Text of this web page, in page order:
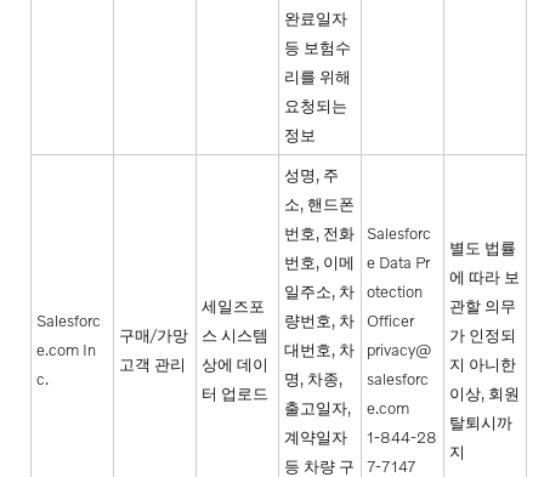
완료일자
등 보험수
리를 위해
요청되는
정보
Salesforc
e.com In
c.
구매/가망
고객 관리
세일즈포
스 시스템
상에 데이
터 업로드
성명, 주
소, 핸드폰
번호, 전화
번호, 이메
일주소, 차
량번호, 차
대번호, 차
명, 차종,
출고일자,
계약일자
등 차량 구
Salesforc
e Data Pr
otection
Officer
privacy@
salesforc
e.com
1-844-28
7-7147
별도 법률
에 따라 보
관할 의무
가 인정되
지 아니한
이상, 회원
탈퇴시까
지